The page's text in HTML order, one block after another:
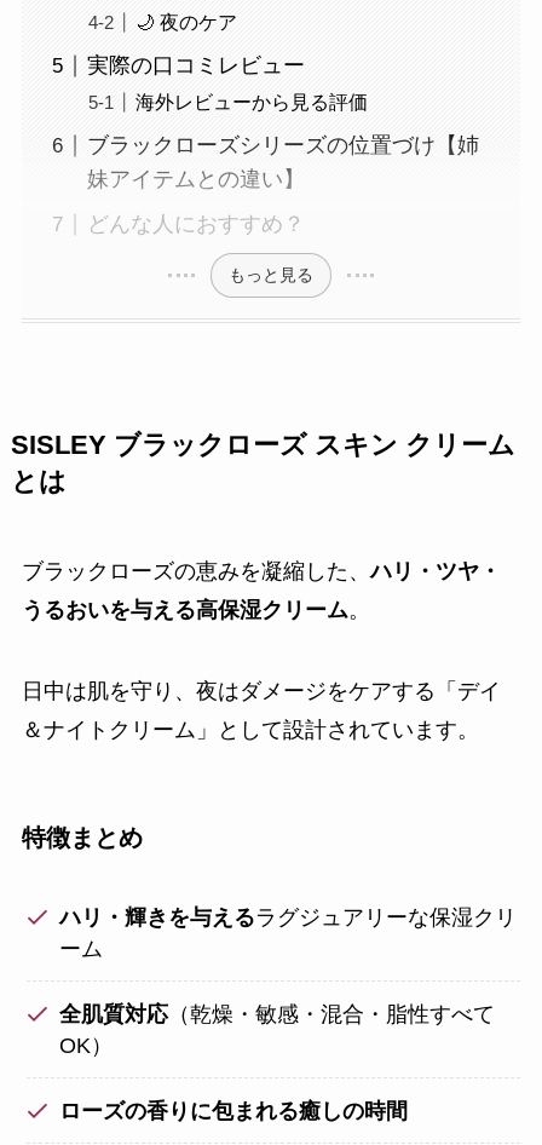
🌙 夜のケア
実際の口コミレビュー
海外レビューから見る評価
ブラックローズシリーズの位置づけ【姉
妹アイテムとの違い】
どんな人におすすめ？
もっと見る
SISLEY ブラックローズ スキン クリーム
とは
ブラックローズの恵みを凝縮した、ハリ・ツヤ・
うるおいを与える高保湿クリーム。
日中は肌を守り、夜はダメージをケアする「デイ
＆ナイトクリーム」として設計されています。
特徴まとめ
ハリ・輝きを与えるラグジュアリーな保湿クリ
ーム
全肌質対応（乾燥・敏感・混合・脂性すべて
OK）
ローズの香りに包まれる癒しの時間